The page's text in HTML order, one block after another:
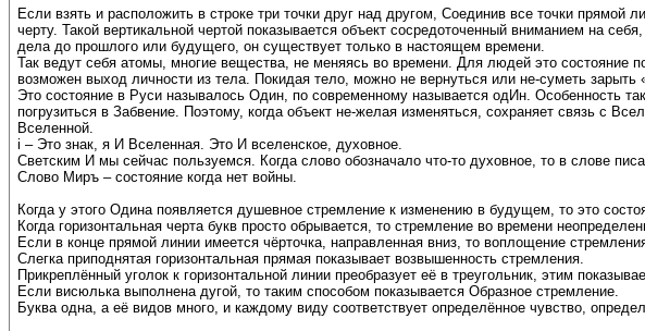
Если взять и расположить в строке три точки друг над другом, Соединив все точки
черту. Такой вертикальной чертой показывается объект сосредоточенный вниманием на
дела до прошлого или будущего, он существует только в настоящем времени.
Так ведут себя атомы, многие вещества, не меняясь во времени. Для людей это состояние
возможен выход личности из тела. Покидая тело, можно не вернуться или не-суметь
Это состояние в Руси называлось Один, по современному называется одИн. Особенность
погрузиться в Забвение. Поэтому, когда объект не-желая изменяться, сохраняет связь с
Вселенной.
i – Это знак, я И Вселенная. Это И вселенское, духовное.
Светским И мы сейчас пользуемся. Когда слово обозначало что-то духовное, то в слове
Слово Миръ – состояние когда нет войны.
Когда у этого Одина появляется душевное стремление к изменению в будущем, то это
Когда горизонтальная черта букв просто обрывается, то стремление во времени
Если в конце прямой линии имеется чёрточка, направленная вниз, то воплощение
Слегка приподнятая горизонтальная прямая показывает возвышенность стремления.
Прикреплённый уголок к горизонтальной линии преобразует её в треугольник, этим
Если висюлька выполнена дугой, то таким способом показывается Образное стремление.
Буква одна, а её видов много, и каждому виду соответствует определённое чувство,